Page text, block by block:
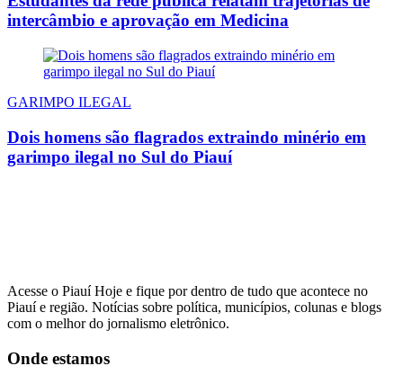
intercâmbio e aprovação em Medicina
GARIMPO ILEGAL
Dois homens são flagrados extraindo minério em
garimpo ilegal no Sul do Piauí
Acesse o Piauí Hoje e fique por dentro de tudo que acontece no
Piauí e região. Notícias sobre política, municípios, colunas e blogs
com o melhor do jornalismo eletrônico.
Onde estamos